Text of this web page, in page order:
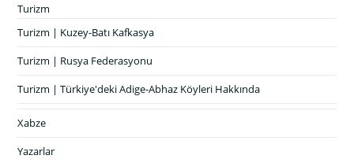
Turizm
Turizm | Kuzey-Batı Kafkasya
Turizm | Rusya Federasyonu
Turizm | Türkiye'deki Adige-Abhaz Köyleri Hakkında
Xabze
Yazarlar